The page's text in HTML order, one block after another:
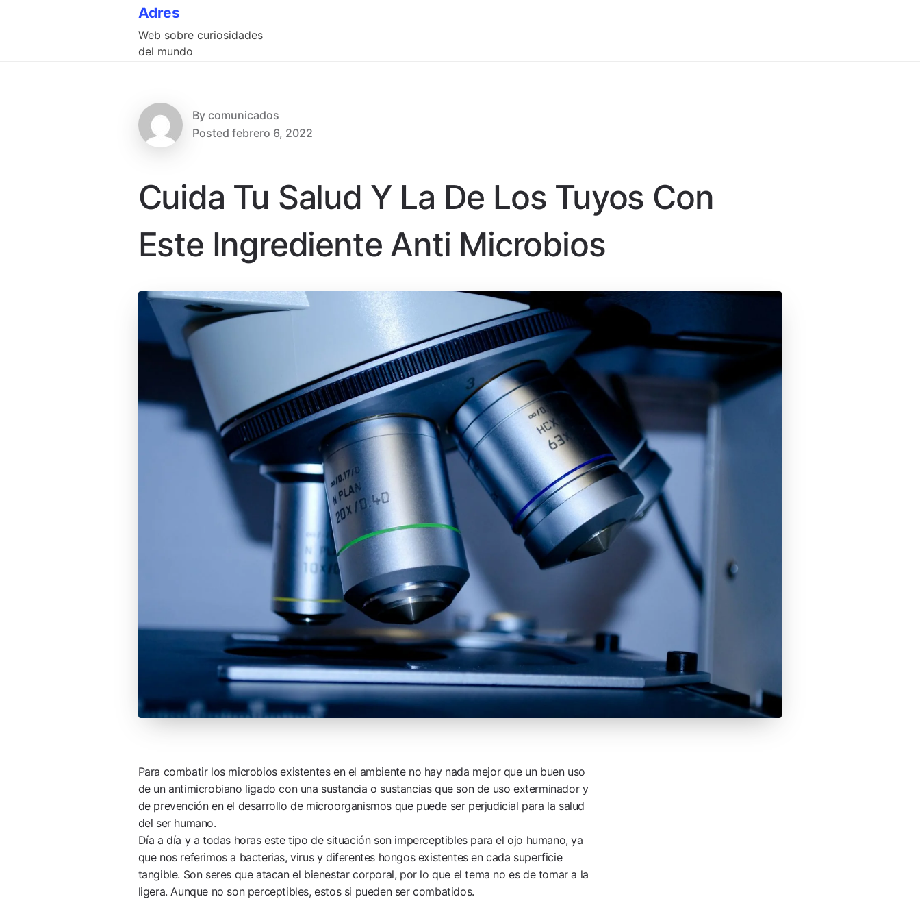
Adres
Web sobre curiosidades
del mundo
By comunicados
Posted febrero 6, 2022
Cuida Tu Salud Y La De Los Tuyos Con
Este Ingrediente Anti Microbios
Para combatir los microbios existentes en el ambiente no hay nada mejor que un buen uso
de un antimicrobiano ligado con una sustancia o sustancias que son de uso exterminador y
de prevención en el desarrollo de microorganismos que puede ser perjudicial para la salud
del ser humano.
Día a día y a todas horas este tipo de situación son imperceptibles para el ojo humano, ya
que nos referimos a bacterias, virus y diferentes hongos existentes en cada superficie
tangible. Son seres que atacan el bienestar corporal, por lo que el tema no es de tomar a la
ligera. Aunque no son perceptibles, estos si pueden ser combatidos.